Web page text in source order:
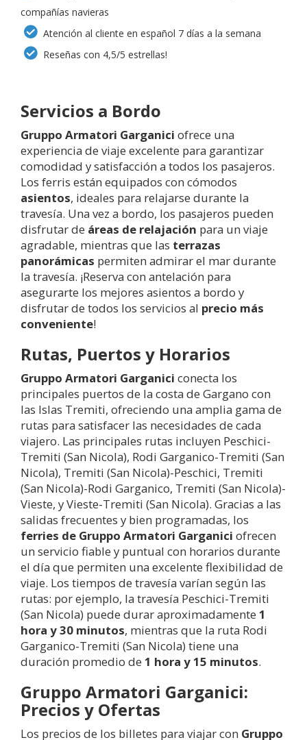
compañías navieras
Atención al cliente en español 7 días a la semana
Reseñas con 4,5/5 estrellas!
Servicios a Bordo
Gruppo Armatori Garganici ofrece una
experiencia de viaje excelente para garantizar
comodidad y satisfacción a todos los pasajeros.
Los ferris están equipados con cómodos
asientos, ideales para relajarse durante la
travesía. Una vez a bordo, los pasajeros pueden
disfrutar de áreas de relajación para un viaje
agradable, mientras que las terrazas
panorámicas permiten admirar el mar durante
la travesía. ¡Reserva con antelación para
asegurarte los mejores asientos a bordo y
disfrutar de todos los servicios al precio más
conveniente!
Rutas, Puertos y Horarios
Gruppo Armatori Garganici conecta los
principales puertos de la costa de Gargano con
las Islas Tremiti, ofreciendo una amplia gama de
rutas para satisfacer las necesidades de cada
viajero. Las principales rutas incluyen Peschici-
Tremiti (San Nicola), Rodi Garganico-Tremiti (San
Nicola), Tremiti (San Nicola)-Peschici, Tremiti
(San Nicola)-Rodi Garganico, Tremiti (San Nicola)-
Vieste, y Vieste-Tremiti (San Nicola). Gracias a las
salidas frecuentes y bien programadas, los
ferries de Gruppo Armatori Garganici ofrecen
un servicio fiable y puntual con horarios durante
el día que permiten una excelente flexibilidad de
viaje. Los tiempos de travesía varían según las
rutas: por ejemplo, la travesía Peschici-Tremiti
(San Nicola) puede durar aproximadamente 1
hora y 30 minutos, mientras que la ruta Rodi
Garganico-Tremiti (San Nicola) tiene una
duración promedio de 1 hora y 15 minutos.
Gruppo Armatori Garganici:
Precios y Ofertas
Los precios de los billetes para viajar con Gruppo